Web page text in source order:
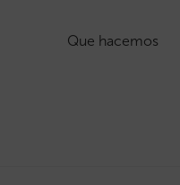
Que hacemos